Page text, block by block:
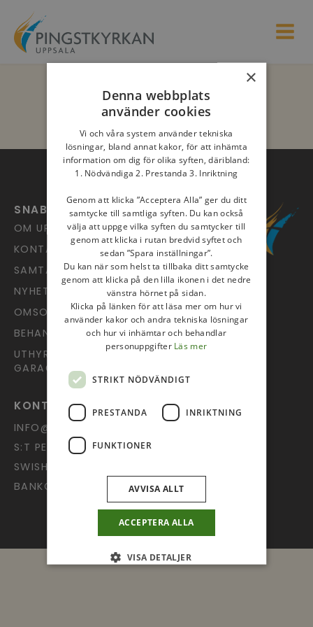
SNABBLÄNKAR
OM UPPSALA PINGST
KONTAKT
SAMTALSJOUREN
NYHETSARKIV
OMSORG
BEHANDLING AV PERSONUPPGIFTER
UTHYRNING AV LOKAL OCH
GARAGEPLATS
KONTAKT OCH GIVANDE
INFO@UPPSALAPINGST.SE
S:T PERSGATAN 9, 753 20 UPPSALA
SWISH: 123 602 52 74
BANKGIRO: 378-4022
×
Denna webbplats
använder cookies
Vi och våra system använder tekniska
lösningar, bland annat kakor, för att inhämta
information om dig för olika syften, däribland:
1. Nödvändiga 2. Prestanda 3. Inriktning
Genom att klicka ”Acceptera Alla” ger du ditt
samtycke till samtliga syften. Du kan också
välja att uppge vilka syften du samtycker till
genom att klicka i rutan bredvid syftet och
sedan ”Spara inställningar”.
Du kan när som helst ta tillbaka ditt samtycke
genom att klicka på den lilla ikonen i det nedre
vänstra hörnet på sidan.
Klicka på länken för att läsa mer om hur vi
använder kakor och andra tekniska lösningar
och hur vi inhämtar och behandlar
personuppgifter Läs mer
STRIKT NÖDVÄNDIGT
PRESTANDA INRIKTNING
FUNKTIONER
ACCEPTERA ALLA
AVVISA ALLT
VISA DETALJER